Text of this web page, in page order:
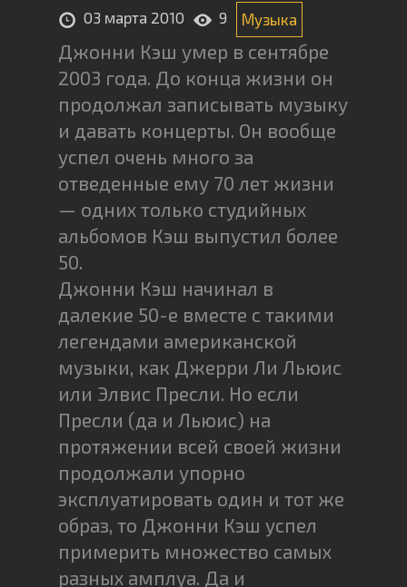
03 марта 2010 9 Музыка
Джонни Кэш умер в сентябре
2003 года. До конца жизни он
продолжал записывать музыку
и давать концерты. Он вообще
успел очень много за
отведенные ему 70 лет жизни
— одних только студийных
альбомов Кэш выпустил более
50.
Джонни Кэш начинал в
далекие 50-е вместе с такими
легендами американской
музыки, как Джерри Ли Льюис
или Элвис Пресли. Но если
Пресли (да и Льюис) на
протяжении всей своей жизни
продолжали упорно
эксплуатировать один и тот же
образ, то Джонни Кэш успел
примерить множество самых
разных амплуа. Да и